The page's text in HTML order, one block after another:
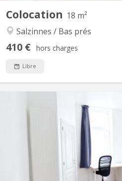
Colocation 18 m²
Salzinnes / Bas prés
410 € hors charges
Libre
Disponible à partir de septembre
de 11 m² (chambre 1, au rez
maison entièrement rénovée en
personnes, parquet au sol, PEB